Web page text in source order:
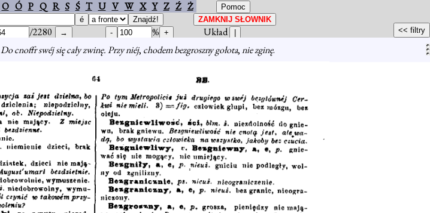
O Ó P Q R S Ś T U V W X Y Z Ź Ż
/2280 %
Układ
Do cnoffr swéj się cały zwinę. Przy niéj, chodem bezgroszny gołota,nie zginę.